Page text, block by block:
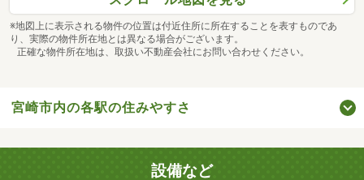
※地図上に表示される物件の位置は付近住所に所在することを表すものであ
り、実際の物件所在地とは異なる場合がございます。
正確な物件所在地は、取扱い不動産会社にお問い合わせください。
宮崎市内の各駅の住みやすさ
設備など